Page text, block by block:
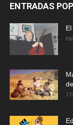
ENTRADAS